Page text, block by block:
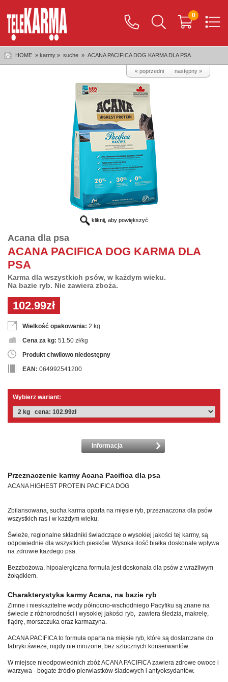
0
HOME » karmy » suche » ACANA PACIFICA DOG KARMA DLA PSA
« poprzedni następny »
kliknij, aby powiększyć
Acana dla psa
ACANA PACIFICA DOG KARMA DLA
PSA
Karma dla wszystkich psów, w każdym wieku.
Na bazie ryb. Nie zawiera zboża.
102.99zł
Wielkość opakowania: 2 kg
Cena za kg: 51.50 zł/kg
Produkt chwilowo niedostępny
EAN: 064992541200
Wybierz wariant:
Informacja
Przeznaczenie karmy Acana Pacifica dla psa
ACANA HIGHEST PROTEIN PACIFICA DOG
Zbilansowana, sucha karma oparta na mięsie ryb, przeznaczona dla psów
wszystkich ras i w każdym wieku.
Świeże, regionalne składniki świadczące o wysokiej jakości tej karmy, są
odpowiednie dla wszystkich piesków. Wysoka ilość białka doskonale wpływa
na zdrowie każdego psa.
Bezzbożowa, hipoalergiczna formula jest doskonała dla psów z wrażliwym
żołądkiem.
Charakterystyka karmy Acana, na bazie ryb
Zimne i nieskazitelne wody północno-wschodniego Pacyfiku są znane na
świecie z różnorodności i wysokiej jakości ryb, zawiera śledzia, makrelę,
flądrę, morszczuka oraz karmazyna.
ACANA PACIFICA to formuła oparta na mięsie ryb, które są dostarczane do
fabryki świeże, nigdy nie mrożone, bez sztucznych konserwantów.
W miejsce nieodpowiednich zbóż ACANA PACIFICA zawiera zdrowe owoce i
warzywa - bogate źródło pierwiastków śladowych i antyoksydantów.